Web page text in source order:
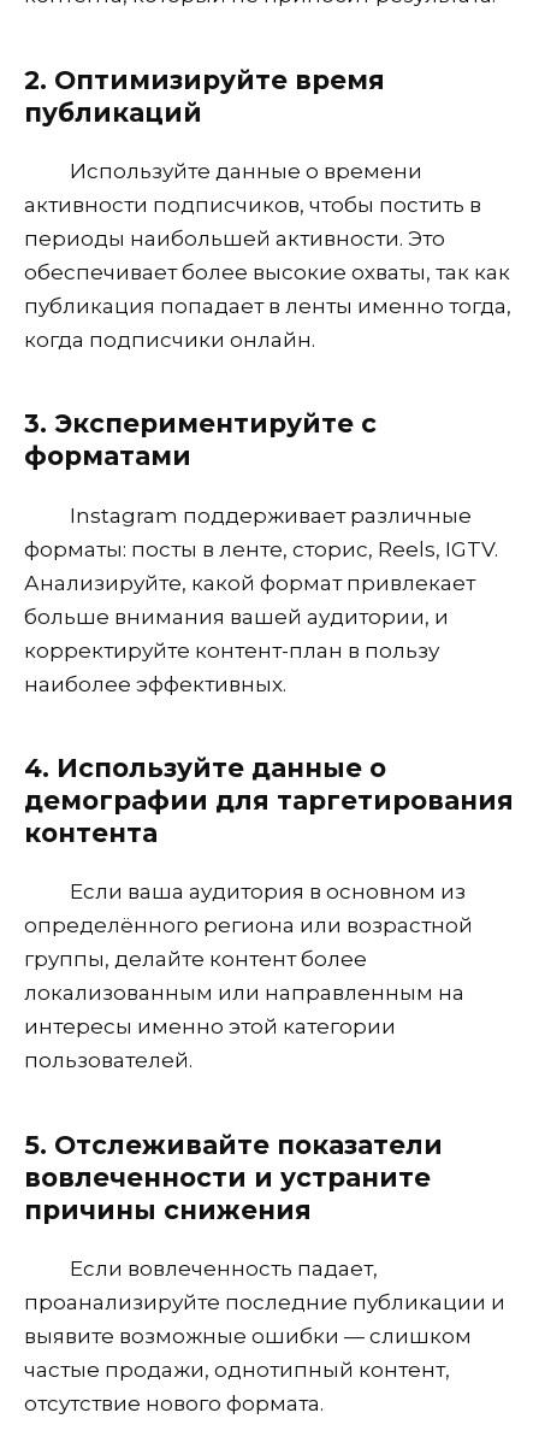
2. Оптимизируйте время
публикаций
Используйте данные о времени
активности подписчиков, чтобы постить в
периоды наибольшей активности. Это
обеспечивает более высокие охваты, так как
публикация попадает в ленты именно тогда,
когда подписчики онлайн.
3. Экспериментируйте с
форматами
Instagram поддерживает различные
форматы: посты в ленте, сторис, Reels, IGTV.
Анализируйте, какой формат привлекает
больше внимания вашей аудитории, и
корректируйте контент-план в пользу
наиболее эффективных.
4. Используйте данные о
демографии для таргетирования
контента
Если ваша аудитория в основном из
определённого региона или возрастной
группы, делайте контент более
локализованным или направленным на
интересы именно этой категории
пользователей.
5. Отслеживайте показатели
вовлеченности и устраните
причины снижения
Если вовлеченность падает,
проанализируйте последние публикации и
выявите возможные ошибки — слишком
частые продажи, однотипный контент,
отсутствие нового формата.